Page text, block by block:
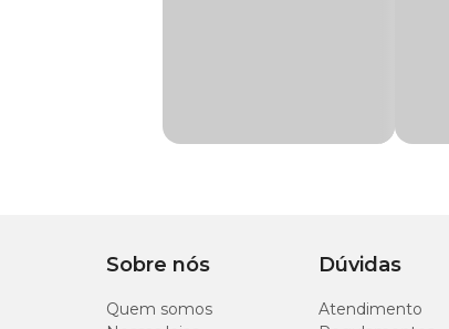
Ingredientes naturais selecionados;
Sobre nós
Quem somos
Dúvidas
Atendimento